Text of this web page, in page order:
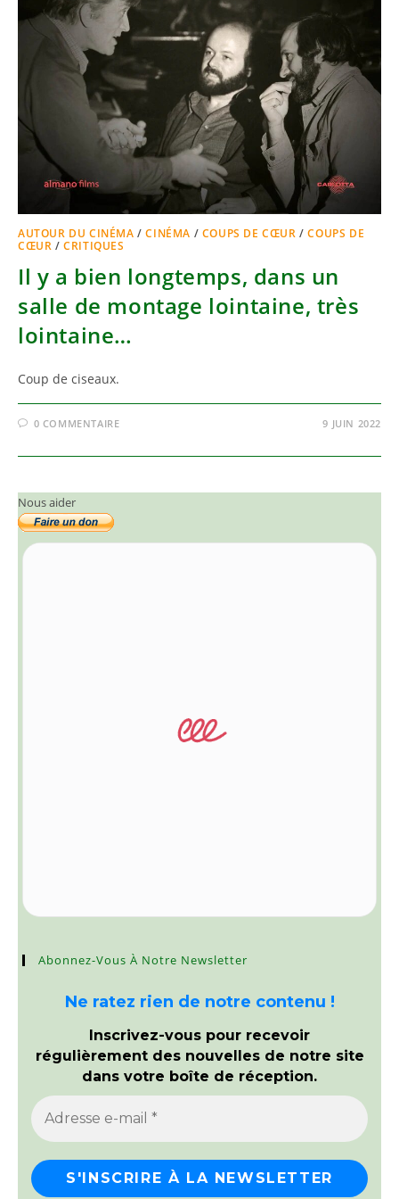
AUTOUR DU CINÉMA /CINÉMA / COUPS DE CŒUR /COUPS DE
CŒUR /CRITIQUES
Il y a bien longtemps, dans un
salle de montage lointaine, très
lointaine…
Coup de ciseaux.
0 COMMENTAIRE 9 JUIN 2022
Nous aider
Abonnez-Vous À Notre Newsletter
Ne ratez rien de notre contenu !
Inscrivez-vous pour recevoir
régulièrement des nouvelles de notre site
dans votre boîte de réception.